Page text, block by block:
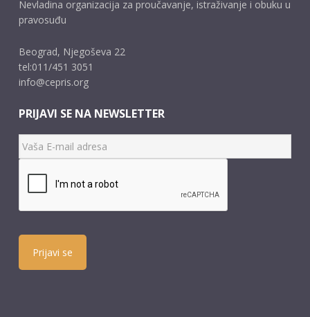
Nevladina organizacija za proučavanje, istraživanje i obuku u
pravosuđu
Beograd, Njegoševa 22
tel:011/451 3051
info@cepris.org
PRIJAVI SE NA NEWSLETTER
Prijavi se